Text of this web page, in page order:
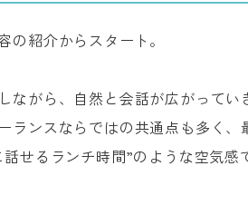
の紹介からスタート。
ながら、自然と会話が広がってい
ンスならではの共通点も多く、
せるランチ時間”のような空気